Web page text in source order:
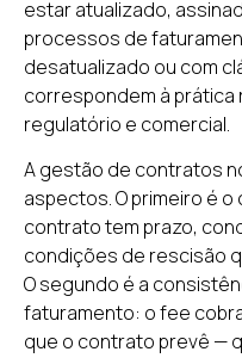
estar atualizado,
processos de
desatualizado ou com
correspondem à prática
regulatório e comercial.
A gestão de contratos
aspectos. O primeiro é
contrato tem prazo,
condições de rescisão
O segundo é a
faturamento: o fee
que o contrato prevê —